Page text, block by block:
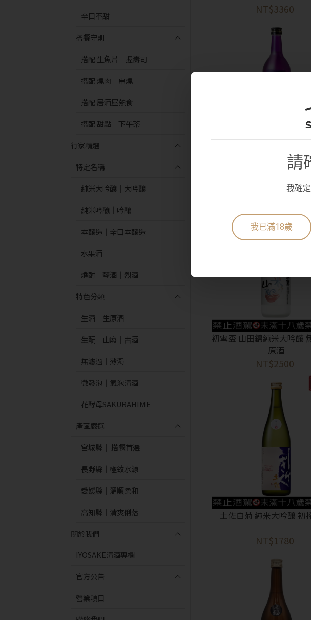
請
我確
我已滿18歲
抱歉!您必
辛口不甜
搭餐守則
搭配 生魚片｜握壽司
搭配 燒肉｜串燒
搭配 居酒屋熱食
搭配 甜點｜下午茶
行家精選
特定名稱
純米大吟釀｜大吟釀
純米吟釀｜吟釀
本釀造｜辛口本釀造
水果酒
燒酎｜琴酒｜烈酒
特色分類
生酒｜生原酒
生酛｜山廢｜古酒
無濾過｜薄濁
微發泡｜氣泡清酒
花酵母SAKURAHIME
產區嚴選
宮城縣｜ 搭餐首選
長野縣｜極致水源
愛媛縣｜溫順柔和
高知縣｜清爽俐落
關於我們
IYOSAKE清酒專欄
官方公告
營業項目
NT$3360
京雛 雪莉桶熟成 本格米燒
NT$1500
初雪盃 山田錦純米大吟釀
原酒
NT$2500
土佐白菊 純米大吟釀 初
NT$1780